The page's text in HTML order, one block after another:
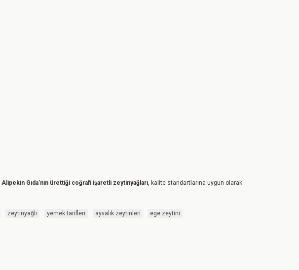
Alipekin Gıda’nın ürettiği coğrafi işaretli zeytinyağları, kalite standartlarına uygun olarak
zeytinyağlı yemek tarifleri ayvalık zeytinleri ege zeytini